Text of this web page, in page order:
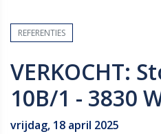
REFERENTIES
VERKOCHT:
10B/1 - 3830
vrijdag, 18 april 2025